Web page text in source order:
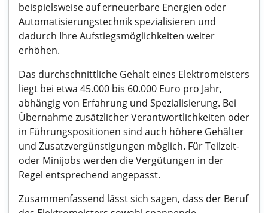
beispielsweise auf erneuerbare Energien oder
Automatisierungstechnik spezialisieren und
dadurch Ihre Aufstiegsmöglichkeiten weiter
erhöhen.
Das durchschnittliche Gehalt eines Elektromeisters
liegt bei etwa 45.000 bis 60.000 Euro pro Jahr,
abhängig von Erfahrung und Spezialisierung. Bei
Übernahme zusätzlicher Verantwortlichkeiten oder
in Führungspositionen sind auch höhere Gehälter
und Zusatzvergünstigungen möglich. Für Teilzeit-
oder Minijobs werden die Vergütungen in der
Regel entsprechend angepasst.
Zusammenfassend lässt sich sagen, dass der Beruf